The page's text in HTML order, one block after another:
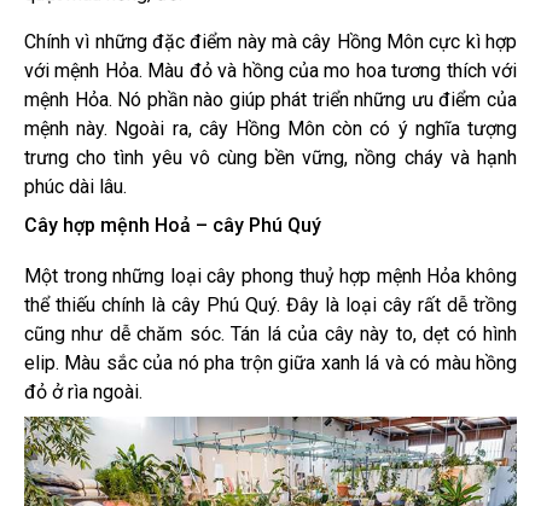
Chính vì những đặc điểm này mà cây Hồng Môn cực kì hợp
với mệnh Hỏa. Màu đỏ và hồng của mo hoa tương thích với
mệnh Hỏa. Nó phần nào giúp phát triển những ưu điểm của
mệnh này. Ngoài ra, cây Hồng Môn còn có ý nghĩa tượng
trưng cho tình yêu vô cùng bền vững, nồng cháy và hạnh
phúc dài lâu.
Cây hợp mệnh Hoả – cây Phú Quý
Một trong những loại cây phong thuỷ hợp mệnh Hỏa không
thể thiếu chính là cây Phú Quý. Đây là loại cây rất dễ trồng
cũng như dễ chăm sóc. Tán lá của cây này to, dẹt có hình
elip. Màu sắc của nó pha trộn giữa xanh lá và có màu hồng
đỏ ở rìa ngoài.